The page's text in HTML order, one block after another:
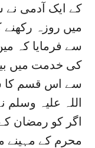
کے ایک آدمی
میں روزہ
سے فرمایا کہ
کی خدمت میں
سے اس قسم کا
اللہ علیہ وسلم
اگر کو رمضان
محرم کے مہینے